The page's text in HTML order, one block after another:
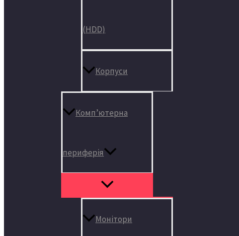
(HDD)
Корпуси
Комп’ютерна
периферія
Монітори